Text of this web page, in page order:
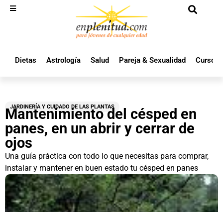
Dietas Astrología Salud Pareja & Sexualidad Cursos
JARDINERÍA Y CUIDADO DE LAS PLANTAS
Mantenimiento del césped en
panes, en un abrir y cerrar de
ojos
Una guía práctica con todo lo que necesitas para comprar,
instalar y mantener en buen estado tu césped en panes